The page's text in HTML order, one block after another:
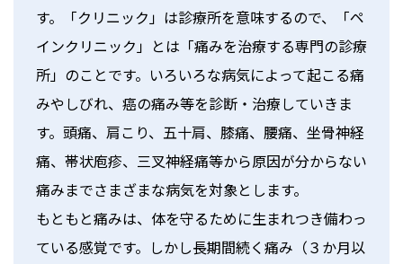
す。「クリニック」は診療所を意味するので、「ペ
インクリニック」とは「痛みを治療する専門の診療
所」のことです。いろいろな病気によって起こる痛
みやしびれ、癌の痛み等を診断・治療していきま
す。頭痛、肩こり、五十肩、膝痛、腰痛、坐骨神経
痛、帯状庖疹、三叉神経痛等から原因が分からない
痛みまでさまざまな病気を対象とします。
もともと痛みは、体を守るために生まれつき備わっ
ている感覚です。しかし長期間続く痛み（３か月以